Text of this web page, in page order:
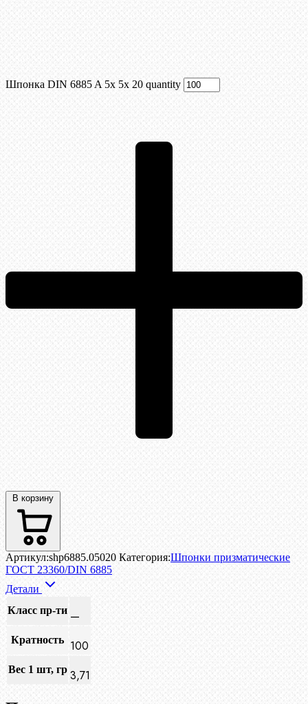
Шпонка DIN 6885 A 5x 5x 20 quantity
В корзину
Артикул:shp6885.05020 Категория:Шпонки призматические
ГОСТ 23360/DIN 6885
Детали
Класс пр-ти —
Кратность 100
Вес 1 шт, гр 3,71